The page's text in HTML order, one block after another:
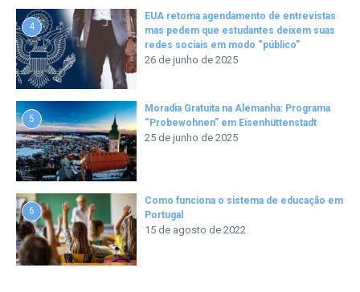
4
EUA retoma agendamento de entrevistas
mas pedem que estudantes deixem suas
redes sociais em modo “público”
26 de junho de 2025
5
Moradia Gratuita na Alemanha: Programa
“Probewohnen” em Eisenhüttenstadt
25 de junho de 2025
6
Como funciona o sistema de educação em
Portugal
15 de agosto de 2022